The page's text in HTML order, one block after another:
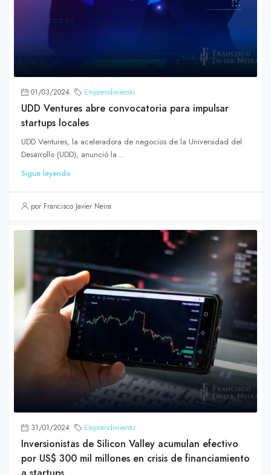
01/03/2024 Emprendimiento
UDD Ventures abre convocatoria para impulsar
startups locales
UDD Ventures, la aceleradora de negocios de la Universidad del
Desarrollo (UDD), anunció la...
Sigue leyendo
por Francisco Javier Neira
31/01/2024 Emprendimiento
Inversionistas de Silicon Valley acumulan efectivo
por US$ 300 mil millones en crisis de financiamiento